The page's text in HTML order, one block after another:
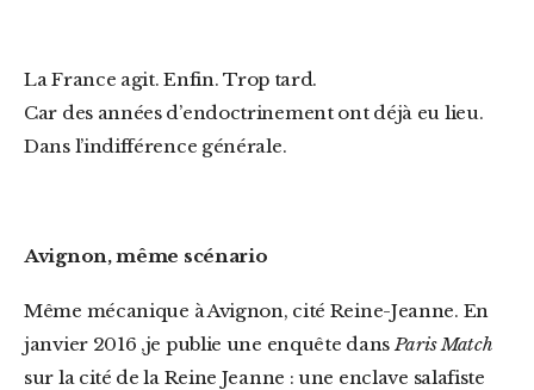
La France agit. Enfin. Trop tard.
Car des années d’endoctrinement ont déjà eu lieu.
Dans l’indifférence générale.
Avignon, même scénario
Même mécanique à Avignon, cité Reine-Jeanne. En
janvier 2016 ,je publie une enquête dansParis Match
sur la cité de la Reine Jeanne : une enclave salafiste